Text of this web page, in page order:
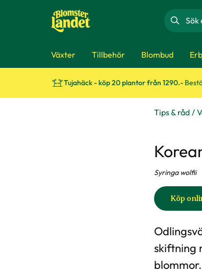
Sök
Växter Tillbehör Blombud
Tujahäck - köp 20 plantor från 1290.-
Tips & råd
Syringa wolfii
Köp
skiftning